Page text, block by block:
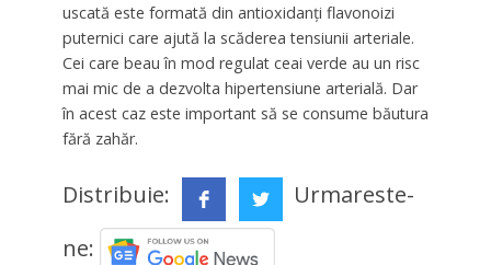
uscată este formată din antioxidanți flavonoizi
puternici care ajută la scăderea tensiunii arteriale.
Cei care beau în mod regulat ceai verde au un risc
mai mic de a dezvolta hipertensiune arterială. Dar
în acest caz este important să se consume băutura
fără zahăr.
Distribuie:
Urmareste-
ne: